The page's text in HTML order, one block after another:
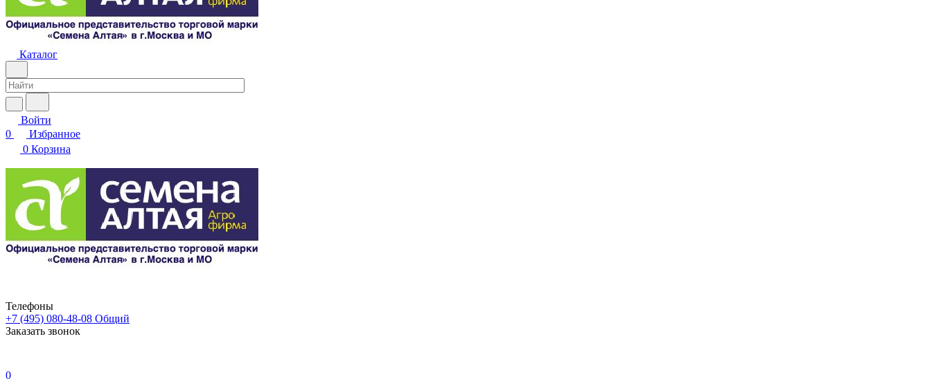
Каталог
Войти
0
Избранное
0 Корзина
Телефоны
+7 (495) 080-48-08 Общий
Заказать звонок
0